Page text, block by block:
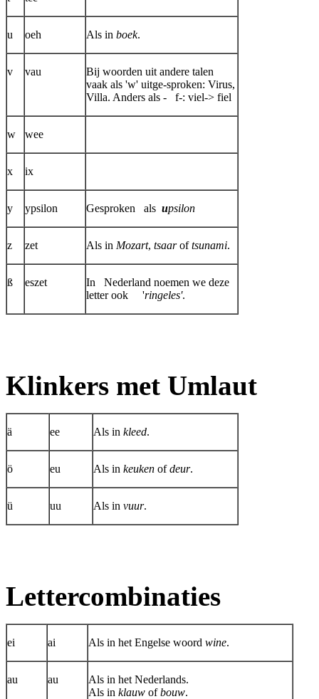
u oeh Als in boek.
v vau
Bij woorden uit andere talen
vaak als 'w' uitge-sproken: Virus,
Villa. Anders als - f-: viel-> fiel
w wee
x ix
y ypsilon Gesproken als upsilon
z zet Als in Mozart, tsaaroftsunami.
ß eszet
In Nederland noemen we deze
letter ook 'ringeles'.
Klinkers met Umlaut
ä ee Als in kleed.
ö eu Als in keuken ofdeur.
ü uu Als in vuur.
Lettercombinaties
ei ai Als in het Engelse woord wine.
au au
Als in het Nederlands.
Als in klauw ofbouw.